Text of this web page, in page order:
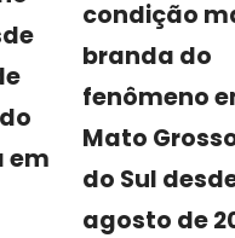
em
condição
branda do
fenômeno
Mato
do Sul
agosto de